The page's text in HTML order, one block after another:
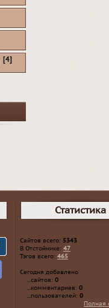
[4]
Статистика
Сайтов всего: 5343
В Отстойнике: 47
Тэгов всего: 465
Сегодня добавлено
...сайтов: 0
...комментариев: 0
...пользователей: 0
Полная